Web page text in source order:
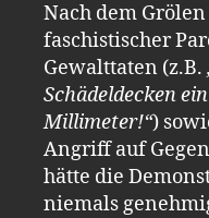
Nach dem
faschistischer
Gewalttaten (z.B.
Schädeldecken
Millimeter!“)
Angriff auf
hätte die
niemals